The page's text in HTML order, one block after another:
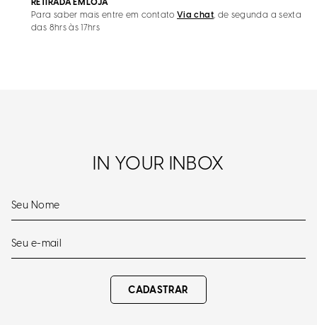
RETIRADA EM LOJA
Para saber mais entre em contato Via chat, de segunda a sexta
das 8hrs às 17hrs
IN YOUR INBOX
CADASTRAR